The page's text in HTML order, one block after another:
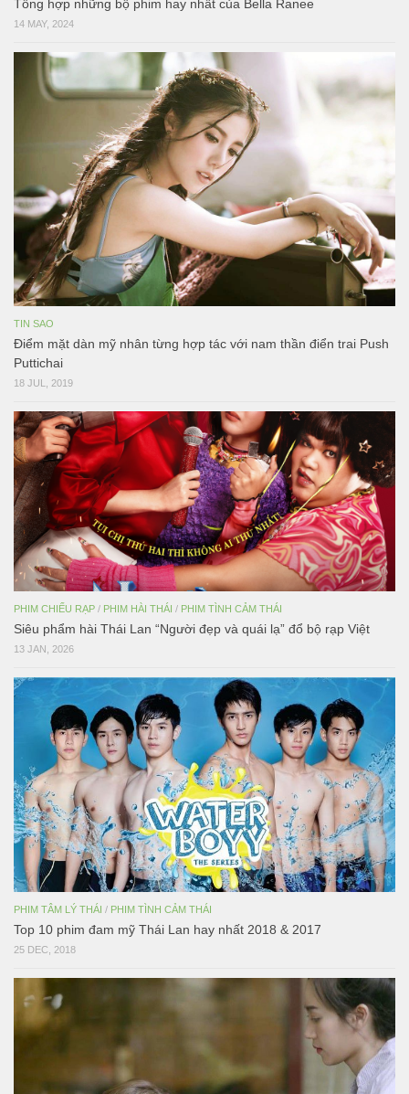
Tổng hợp những bộ phim hay nhất của Bella Ranee
14 MAY, 2024
TIN SAO
Điểm mặt dàn mỹ nhân từng hợp tác với nam thần điển trai Push
Puttichai
18 JUL, 2019
PHIM CHIẾU RẠP / PHIM HÀI THÁI / PHIM TÌNH CẢM THÁI
Siêu phẩm hài Thái Lan “Người đẹp và quái lạ” đổ bộ rạp Việt
13 JAN, 2026
PHIM TÂM LÝ THÁI / PHIM TÌNH CẢM THÁI
Top 10 phim đam mỹ Thái Lan hay nhất 2018 & 2017
25 DEC, 2018